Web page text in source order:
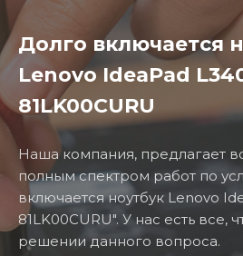
Долго включается
Lenovo IdeaPad
81LK00CURU
Наша компания, предлагает
полным спектром работ по
включается ноутбук Lenovo
81LK00CURU". У нас есть все,
решении данного вопроса.